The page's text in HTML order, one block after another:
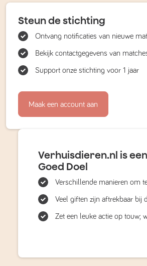
Steun de stichting
Ontvang notificaties van nieuwe
Bekijk contactgegevens van
Support onze stichting voor 1 jaar
Maak een account aan
Verhuisdieren.nl is
Goed Doel
Verschillende manieren om
Veel giften zijn aftrekbaar bij
Zet een leuke actie op touw;